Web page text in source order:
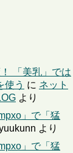
「美乳」では
使う に ネット
より
」で「猛
より
」で「猛